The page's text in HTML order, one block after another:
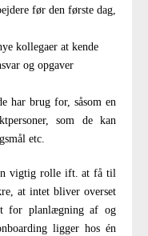
før den første dag,
kollegaer at kende
og opgaver
har brug for, såsom en
som de kan
etc.
vigtig rolle ift. at få til
at intet bliver overset
for planlægning af og
ligger hos én